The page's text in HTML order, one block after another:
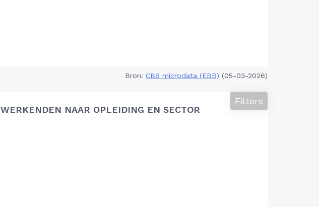
Bron: CBS microdata (EBB) (05-03-2026)
WERKENDEN NAAR OPLEIDING EN SECTOR
Filters